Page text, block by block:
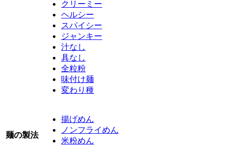
クリーミー
ヘルシー
スパイシー
ジャンキー
汁なし
具なし
全粒粉
味付け麺
変わり種
麺の製法
揚げめん
ノンフライめん
米粉めん